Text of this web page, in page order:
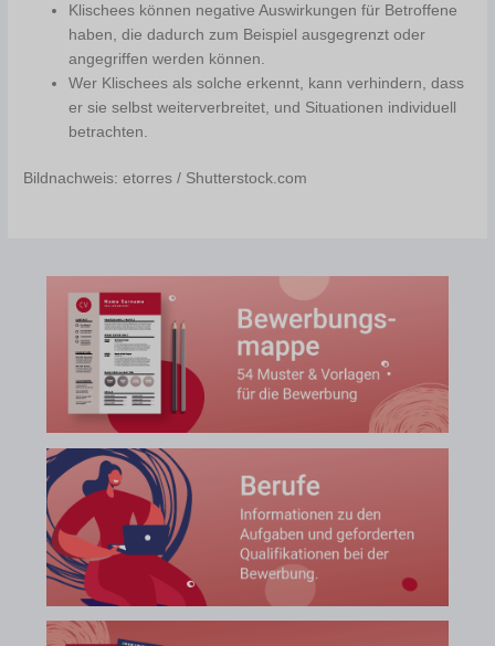
Klischees können negative Auswirkungen für Betroffene
haben, die dadurch zum Beispiel ausgegrenzt oder
angegriffen werden können.
Wer Klischees als solche erkennt, kann verhindern, dass
er sie selbst weiterverbreitet, und Situationen individuell
betrachten.
Bildnachweis: etorres / Shutterstock.com